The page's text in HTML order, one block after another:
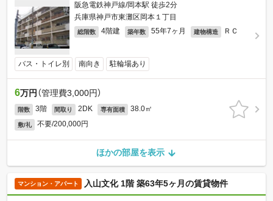
阪急電鉄神戸線/岡本駅 徒歩2分
兵庫県神戸市東灘区岡本１丁目
総階数 4階建 築年数 55年7ヶ月 建物構造 ＲＣ
バス・トイレ別 南向き 駐輪場あり
6万円 （管理費3,000円）
階数 3階 間取り 2DK 専有面積 38.0㎡
敷/礼 不要/200,000円
ほかの部屋を表示
マンション・アパート 入山文化 1階 築63年5ヶ月の賃貸物件